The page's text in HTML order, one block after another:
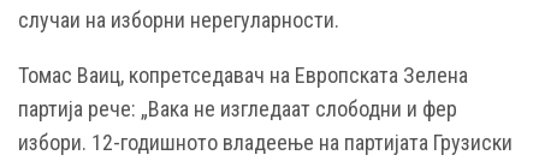
случаи на изборни нерегуларности.
Томас Ваиц, копретседавач на Европската Зелена
партија рече: „Вака не изгледаат слободни и фер
избори. 12-годишното владеење на партијата Грузиски